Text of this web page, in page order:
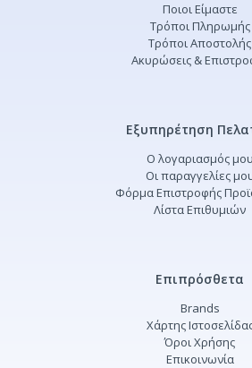
Ποιοι Είμαστε
Τρόποι Πληρωμής
Τρόποι Αποστολής
Ακυρώσεις &
Εξυπηρέτηση
Ο λογαριασμός μου
Οι παραγγελίες
Φόρμα Επιστροφής
Λίστα Επιθυμιών
Επιπρόσθετα
Brands
Χάρτης
Όροι Χρήσης
Επικοινωνία